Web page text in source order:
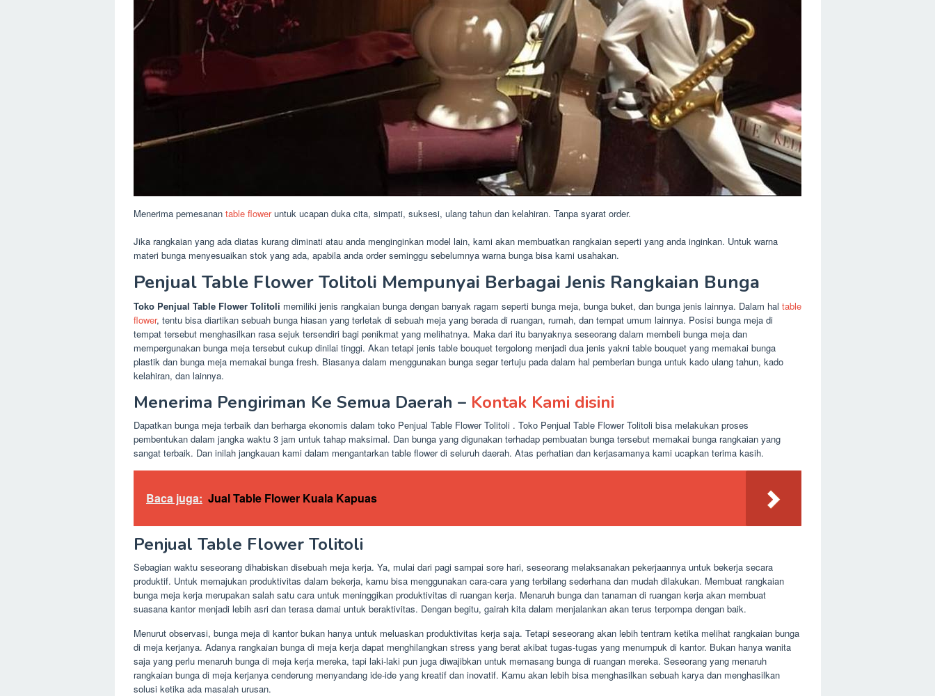
Menerima pemesanan table floweruntuk ucapan duka cita, simpati, suksesi, ulang tahun dan kelahiran. Tanpa syarat order.
Jika rangkaian yang ada diatas kurang diminati atau anda menginginkan model lain, kami akan membuatkan rangkaian seperti yang anda inginkan. Untuk warna
materi bunga menyesuaikan stok yang ada, apabila anda order seminggu sebelumnya warna bunga bisa kami usahakan.
Penjual Table Flower Tolitoli Mempunyai Berbagai Jenis Rangkaian Bunga
Toko Penjual Table Flower Tolitoli memiliki jenis rangkaian bunga dengan banyak ragam seperti bunga meja, bunga buket, dan bunga jenis lainnya. Dalam hal table
flower, tentu bisa diartikan sebuah bunga hiasan yang terletak di sebuah meja yang berada di ruangan, rumah, dan tempat umum lainnya. Posisi bunga meja di
tempat tersebut menghasilkan rasa sejuk tersendiri bagi penikmat yang melihatnya. Maka dari itu banyaknya seseorang dalam membeli bunga meja dan
mempergunakan bunga meja tersebut cukup dinilai tinggi. Akan tetapi jenis table bouquet tergolong menjadi dua jenis yakni table bouquet yang memakai bunga
plastik dan bunga meja memakai bunga fresh. Biasanya dalam menggunakan bunga segar tertuju pada dalam hal pemberian bunga untuk kado ulang tahun, kado
kelahiran, dan lainnya.
Menerima Pengiriman Ke Semua Daerah – Kontak Kami disini
Dapatkan bunga meja terbaik dan berharga ekonomis dalam toko Penjual Table Flower Tolitoli . Toko Penjual Table Flower Tolitoli bisa melakukan proses
pembentukan dalam jangka waktu 3 jam untuk tahap maksimal. Dan bunga yang digunakan terhadap pembuatan bunga tersebut memakai bunga rangkaian yang
sangat terbaik. Dan inilah jangkauan kami dalam mengantarkan table flower di seluruh daerah. Atas perhatian dan kerjasamanya kami ucapkan terima kasih.
Baca juga: Jual Table Flower Kuala Kapuas
Penjual Table Flower Tolitoli
Sebagian waktu seseorang dihabiskan disebuah meja kerja. Ya, mulai dari pagi sampai sore hari, seseorang melaksanakan pekerjaannya untuk bekerja secara
produktif. Untuk memajukan produktivitas dalam bekerja, kamu bisa menggunakan cara-cara yang terbilang sederhana dan mudah dilakukan. Membuat rangkaian
bunga meja kerja merupakan salah satu cara untuk meninggikan produktivitas di ruangan kerja. Menaruh bunga dan tanaman di ruangan kerja akan membuat
suasana kantor menjadi lebih asri dan terasa damai untuk beraktivitas. Dengan begitu, gairah kita dalam menjalankan akan terus terpompa dengan baik.
Menurut observasi, bunga meja di kantor bukan hanya untuk meluaskan produktivitas kerja saja. Tetapi seseorang akan lebih tentram ketika melihat rangkaian bunga
di meja kerjanya. Adanya rangkaian bunga di meja kerja dapat menghilangkan stress yang berat akibat tugas-tugas yang menumpuk di kantor. Bukan hanya wanita
saja yang perlu menaruh bunga di meja kerja mereka, tapi laki-laki pun juga diwajibkan untuk memasang bunga di ruangan mereka. Seseorang yang menaruh
rangkaian bunga di meja kerjanya cenderung menyandang ide-ide yang kreatif dan inovatif. Kamu akan lebih bisa menghasilkan sebuah karya dan menghasilkan
solusi ketika ada masalah urusan.